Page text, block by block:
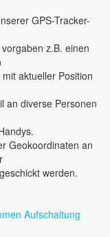
GPS-Tracker-
z.B. einen
aktueller Position
an diverse Personen
Geokoordinaten an
werden.